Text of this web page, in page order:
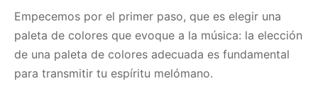
Empecemos por el primer paso, que es elegir una
paleta de colores que evoque a la música: la elección
de una paleta de colores adecuada es fundamental
para transmitir tu espíritu melómano.